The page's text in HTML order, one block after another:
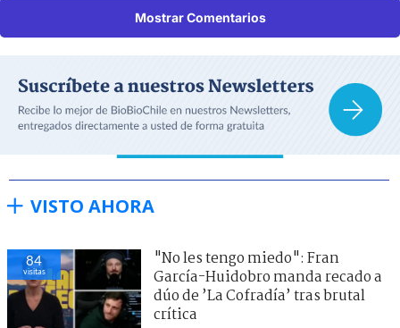
Mostrar Comentarios
VISTO AHORA
84
visitas
"No les tengo miedo": Fran
García-Huidobro manda recado a
dúo de ’La Cofradía’ tras brutal
crítica